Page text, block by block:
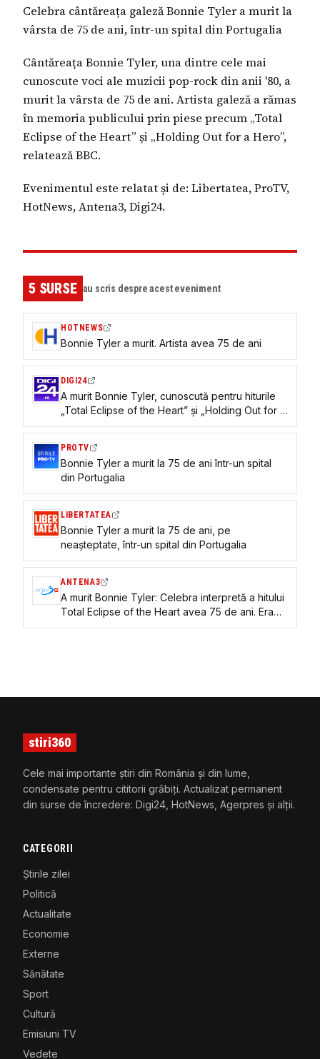
Celebra cântăreața galeză Bonnie Tyler a murit la
vârsta de 75 de ani, într-un spital din Portugalia
Cântăreața Bonnie Tyler, una dintre cele mai
cunoscute voci ale muzicii pop-rock din anii '80, a
murit la vârsta de 75 de ani. Artista galeză a rămas
în memoria publicului prin piese precum „Total
Eclipse of the Heart” și „Holding Out for a Hero”,
relatează BBC.
Evenimentul este relatat și de: Libertatea, ProTV,
HotNews, Antena3, Digi24.
5SURSE au scris despre acest eveniment
HOTNEWS
Bonnie Tyler a murit. Artista avea 75 de ani
DIGI24
A murit Bonnie Tyler, cunoscută pentru hiturile
„Total Eclipse of the Heart” și „Holding Out for a
Hero”. Artista avea 75 de ani
PROTV
Bonnie Tyler a murit la 75 de ani într-un spital
din Portugalia
LIBERTATEA
Bonnie Tyler a murit la 75 de ani, pe
neașteptate, într-un spital din Portugalia
ANTENA3
A murit Bonnie Tyler: Celebra interpretă a hitului
Total Eclipse of the Heart avea 75 de ani. Era
de două luni în spital, în Portugalia
stiri360
Cele mai importante știri din România și din lume,
condensate pentru cititorii grăbiți. Actualizat permanent
din surse de încredere: Digi24, HotNews, Agerpres și alții.
CATEGORII
Știrile zilei
Politică
Actualitate
Economie
Externe
Sănătate
Sport
Cultură
Emisiuni TV
Vedete